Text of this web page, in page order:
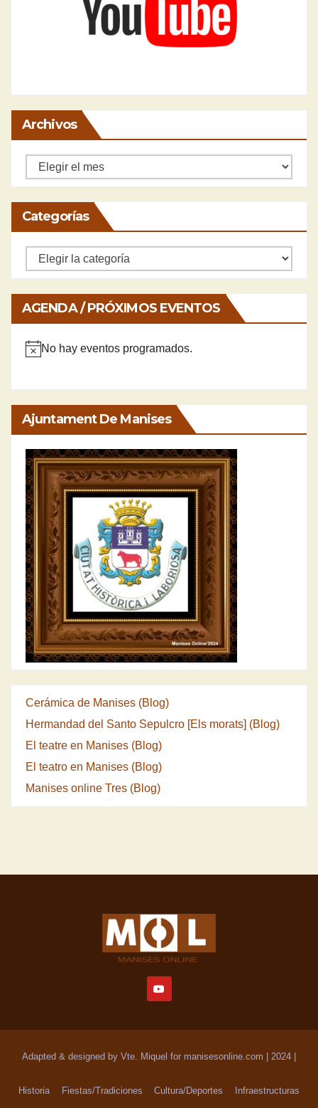
Archivos
Archivos
Categorías
Categorías
AGENDA / PRÓXIMOS EVENTOS
A
s
No hay eventos programados.
Ajuntament De Manises
Cerámica de Manises (Blog)
Hermandad del Santo Sepulcro [Els morats] (Blog)
El teatre en Manises (Blog)
El teatro en Manises (Blog)
Manises online Tres (Blog)
Adapted & designed by Vte. Miquel for manisesonline.com | 2024
Historia Fiestas/Tradiciones Cultura/Deportes Infraestructuras